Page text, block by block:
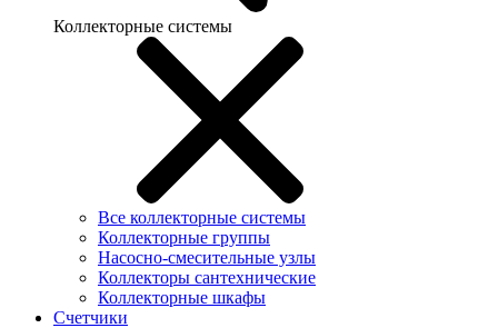
Коллекторные системы
Все коллекторные системы
Коллекторные группы
Насосно-смесительные узлы
Коллекторы сантехнические
Коллекторные шкафы
Счетчики